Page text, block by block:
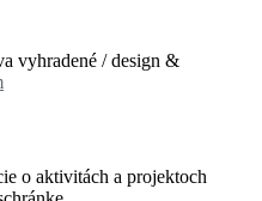
vyhradené / design &
o aktivitách a projektoch